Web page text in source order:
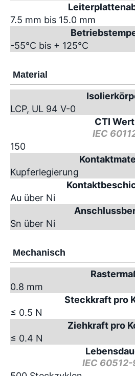
7.5 mm bis 15.0 mm
-55°C bis + 125°C
Material
LCP, UL 94 V-0
CTI Wert
IEC
150
Kupferlegierung
Au über Ni
Sn über Ni
Mechanisch
0.8 mm
Steckkraft pro
≤ 0.5 N
Ziehkraft pro
≤ 0.4 N
IEC 60512-